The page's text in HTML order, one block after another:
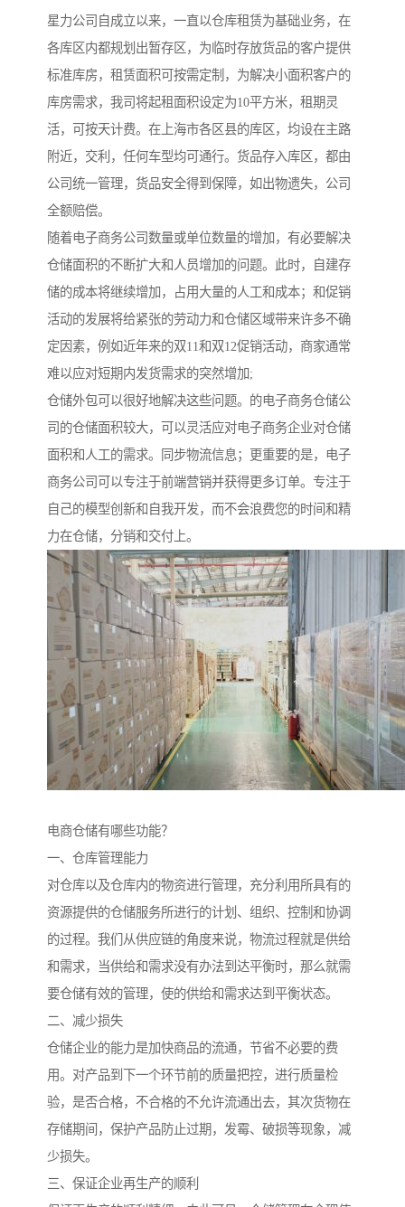
星力公司自成立以来，一直以仓库租赁为基础业务，在
各库区内都规划出暂存区，为临时存放货品的客户提供
标准库房，租赁面积可按需定制，为解决小面积客户的
库房需求，我司将起租面积设定为10平方米，租期灵
活，可按天计费。在上海市各区县的库区，均设在主路
附近，交利，任何车型均可通行。货品存入库区，都由
公司统一管理，货品安全得到保障，如出物遗失，公司
全额赔偿。
随着电子商务公司数量或单位数量的增加，有必要解决
仓储面积的不断扩大和人员增加的问题。此时，自建存
储的成本将继续增加，占用大量的人工和成本；和促销
活动的发展将给紧张的劳动力和仓储区域带来许多不确
定因素，例如近年来的双11和双12促销活动，商家通常
难以应对短期内发货需求的突然增加;
仓储外包可以很好地解决这些问题。的电子商务仓储公
司的仓储面积较大，可以灵活应对电子商务企业对仓储
面积和人工的需求。同步物流信息；更重要的是，电子
商务公司可以专注于前端营销并获得更多订单。专注于
自己的模型创新和自我开发，而不会浪费您的时间和精
力在仓储，分销和交付上。
电商仓储有哪些功能？
一、仓库管理能力
对仓库以及仓库内的物资进行管理，充分利用所具有的
资源提供的仓储服务所进行的计划、组织、控制和协调
的过程。我们从供应链的角度来说，物流过程就是供给
和需求，当供给和需求没有办法到达平衡时，那么就需
要仓储有效的管理，使的供给和需求达到平衡状态。
二、减少损失
仓储企业的能力是加快商品的流通，节省不必要的费
用。对产品到下一个环节前的质量把控，进行质量检
验，是否合格，不合格的不允许流通出去，其次货物在
存储期间，保护产品防止过期，发霉、破损等现象，减
少损失。
三、保证企业再生产的顺利